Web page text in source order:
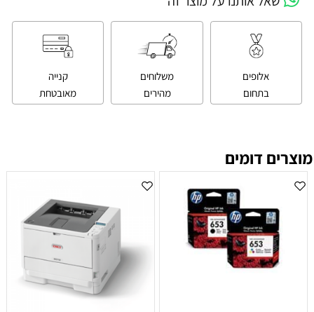
אלופים
בתחום
משלוחים
מהירים
קנייה
מאובטחת
מוצרים דומים